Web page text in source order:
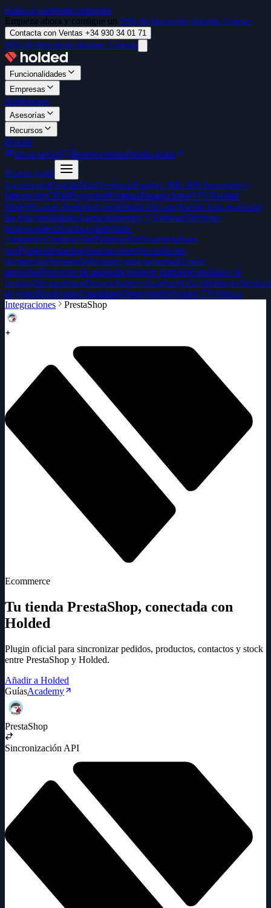
Saltar al contenido principal
Empieza ahora y consigue un 50% de descuento durante 3 meses
Contacta con Ventas +34 930 34 01 71
50% de descuento durante 3 meses
Funcionalidades
Empresas
Autónomos
Asesorías
Recursos
Precios
Inicia sesión
Reserva demoPrueba gratis
Prueba gratis
FacturaciónContabilidadTesoreríaEquipo / RR. HH.Inventario y
fabricaciónCRMProyectosNóminasIntegracionesTPVHolded
WalletEscáner ilimitadoContabilidad IAConciliación bancariaTodas
las funcionalidadesAgenciasInternet y SoftwareServicios
profesionalesDistribuciónRetailE-
commerceConstrucciónFabricaciónHosteleríaStart-
upsPymesDespachosAsociacionesVer todos los
sectoresAutónomosSoluciones para asesoríasIA para
asesoríasDirectorio de asesoríasSolution PartnersGenerador de
facturasHerramientasDesarrolladoresAcademyGuíasWebinars
de éxitoBlogHolded magazineObservatorioHolded TVPrecios
Integraciones
PrestaShop
Ecommerce
Tu tienda PrestaShop, conectada con
Holded
Plugin oficial para sincronizar pedidos, productos, contactos y stock
entre PrestaShop y Holded.
Añadir a Holded
GuíasAcademy
PrestaShop
Sincronización API